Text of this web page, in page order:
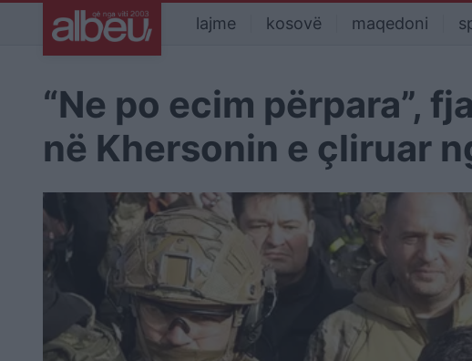
lajme kosovë maqedoni
“Ne po ecim përpara”,
në Khersonin e çliruar